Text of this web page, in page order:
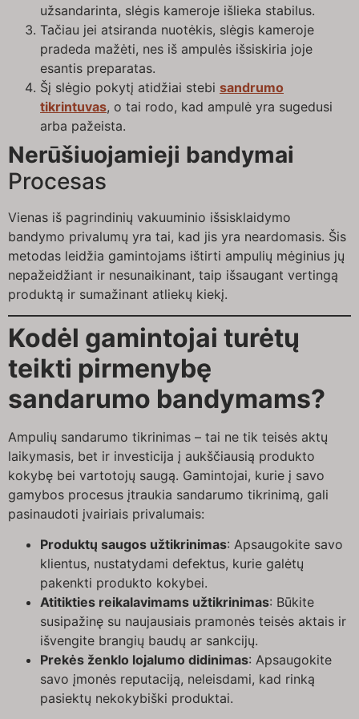
užsandarinta, slėgis kameroje išlieka stabilus.
Tačiau jei atsiranda nuotėkis, slėgis kameroje
pradeda mažėti, nes iš ampulės išsiskiria joje
esantis preparatas.
Šį slėgio pokytį atidžiai stebi sandrumo
tikrintuvas, o tai rodo, kad ampulė yra sugedusi
arba pažeista.
Nerūšiuojamieji bandymai
Procesas
Vienas iš pagrindinių vakuuminio išsisklaidymo
bandymo privalumų yra tai, kad jis yra neardomasis. Šis
metodas leidžia gamintojams ištirti ampulių mėginius jų
nepažeidžiant ir nesunaikinant, taip išsaugant vertingą
produktą ir sumažinant atliekų kiekį.
Kodėl gamintojai turėtų
teikti pirmenybę
sandarumo bandymams?
Ampulių sandarumo tikrinimas – tai ne tik teisės aktų
laikymasis, bet ir investicija į aukščiausią produkto
kokybę bei vartotojų saugą. Gamintojai, kurie į savo
gamybos procesus įtraukia sandarumo tikrinimą, gali
pasinaudoti įvairiais privalumais:
Produktų saugos užtikrinimas: Apsaugokite savo
klientus, nustatydami defektus, kurie galėtų
pakenkti produkto kokybei.
Atitikties reikalavimams užtikrinimas: Būkite
susipažinę su naujausiais pramonės teisės aktais ir
išvengite brangių baudų ar sankcijų.
Prekės ženklo lojalumo didinimas: Apsaugokite
savo įmonės reputaciją, neleisdami, kad rinką
pasiektų nekokybiški produktai.